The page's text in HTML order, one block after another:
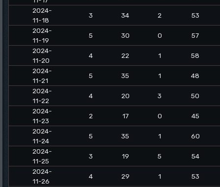
2024-
11-18
3 34 2
53
2024-
11-19
5 30 0
57
2024-
11-20
4 22 1
58
2024-
11-21
5 35 1
48
2024-
11-22
4 20 3
50
2024-
11-23
2 17 0
45
2024-
11-24
5 35 1
60
2024-
11-25
3 19 5
54
2024-
11-26
4 29 1
53